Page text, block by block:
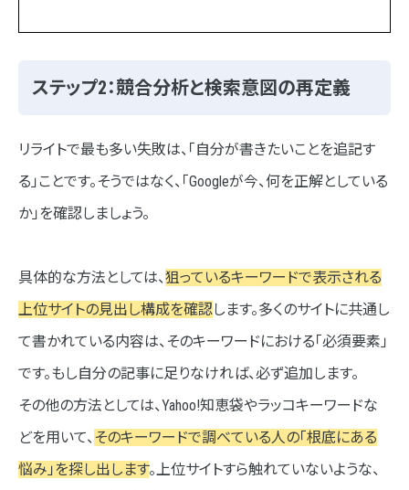
ステップ2：競合分析と検索意図の再定義
リライトで最も多い失敗は、「自分が書きたいことを追記す
る」ことです。そうではなく、「Googleが今、何を正解としている
か」を確認しましょう。
具体的な方法としては、狙っているキーワードで表示される
上位サイトの見出し構成を確認します。多くのサイトに共通し
て書かれている内容は、そのキーワードにおける「必須要素」
です。もし自分の記事に足りなければ、必ず追加します。
その他の方法としては、Yahoo!知恵袋やラッコキーワードな
どを用いて、 そのキーワードで調べている人の「根底にある
悩み」を探し出します。上位サイトすら触れていないような、